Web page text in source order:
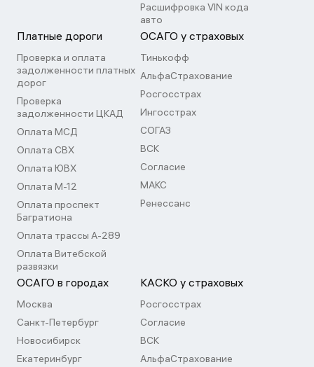
Расшифровка VIN кода
авто
Платные дороги
Проверка и оплата
задолженности платных
дорог
Проверка
задолженности ЦКАД
Оплата МСД
Оплата СВХ
Оплата ЮВХ
Оплата М-12
Оплата проспект
Багратиона
Оплата трассы А-289
Оплата Витебской
развязки
ОСАГО у страховых
Тинькофф
АльфаСтрахование
Росгосстрах
Ингосстрах
СОГАЗ
ВСК
Согласие
МАКС
Ренессанс
ОСАГО в городах
Москва
Санкт-Петербург
Новосибирск
Екатеринбург
КАСКО у страховых
Росгосстрах
Согласие
ВСК
АльфаСтрахование